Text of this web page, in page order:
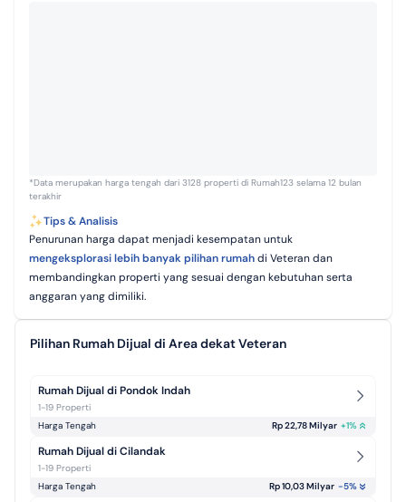
*Data merupakan harga tengah dari 3128 properti di Rumah123 selama 12 bulan
terakhir
Tips & Analisis
Penurunan harga dapat menjadi kesempatan untuk
mengeksplorasi lebih banyak pilihan rumahdi Veteran dan
membandingkan properti yang sesuai dengan kebutuhan serta
anggaran yang dimiliki.
Pilihan Rumah Dijual di Area dekat Veteran
Rumah Dijual di Pondok Indah
1-19 Properti
Harga Tengah
Rp 22,78 Milyar +1%
Rumah Dijual di Cilandak
1-19 Properti
Harga Tengah
Rp 10,03 Milyar -5%